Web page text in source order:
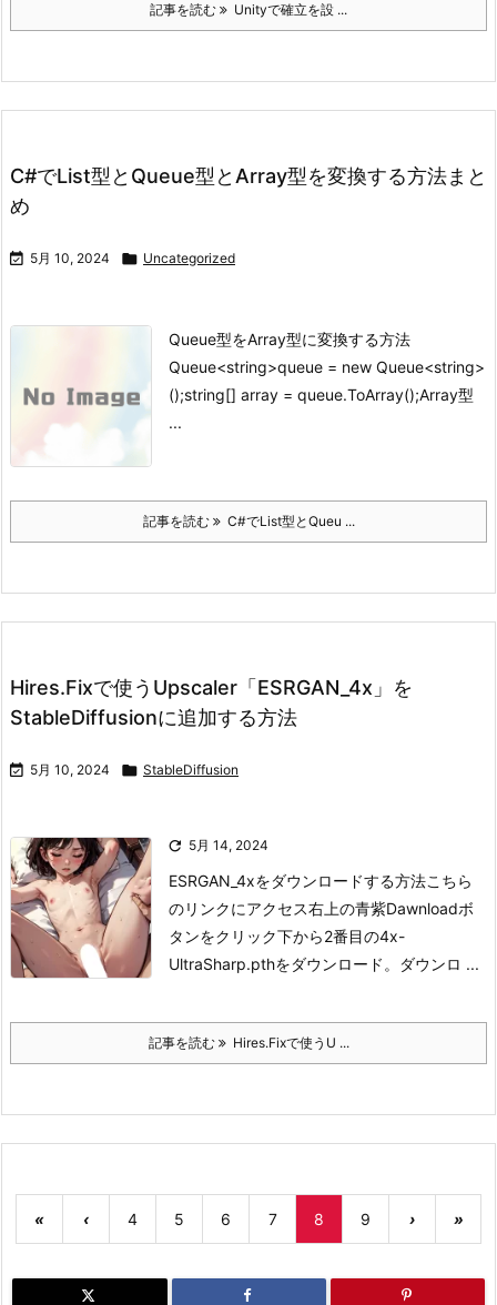
記事を読む Unityで確立を設 ...
C#でList型とQueue型とArray型を変換する方法まと
め
 5月 10, 2024  Uncategorized
Queue型をArray型に変換する方法
Queue<string>queue = new Queue<string>
();string[] array = queue.ToArray();Array型
...
記事を読む C#でList型とQueu ...
Hires.Fixで使うUpscaler「ESRGAN_4x」を
StableDiffusionに追加する方法
 5月 10, 2024  StableDiffusion
 5月 14, 2024
ESRGAN_4xをダウンロードする方法こちら
のリンクにアクセス右上の青紫Dawnloadボ
タンをクリック下から2番目の4x-
UltraSharp.pthをダウンロード。
ダウンロ ...
記事を読む Hires.Fixで使うU ...
« ‹ 4 5 6 7 8 9 › »